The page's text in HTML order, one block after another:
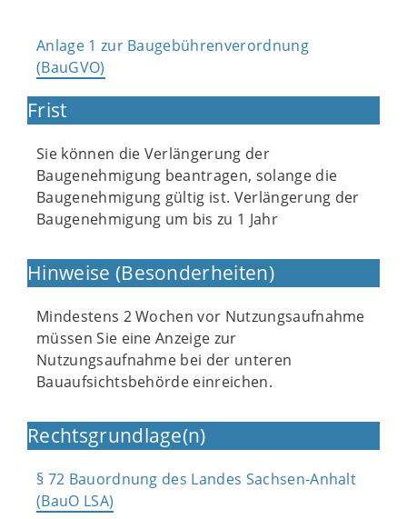
Anlage 1 zur Baugebührenverordnung
(BauGVO)
Frist
Sie können die Verlängerung der
Baugenehmigung beantragen, solange die
Baugenehmigung gültig ist. Verlängerung der
Baugenehmigung um bis zu 1 Jahr
Hinweise (Besonderheiten)
Mindestens 2 Wochen vor Nutzungsaufnahme
müssen Sie eine Anzeige zur
Nutzungsaufnahme bei der unteren
Bauaufsichtsbehörde einreichen.
Rechtsgrundlage(n)
§ 72 Bauordnung des Landes Sachsen-Anhalt
(BauO LSA)